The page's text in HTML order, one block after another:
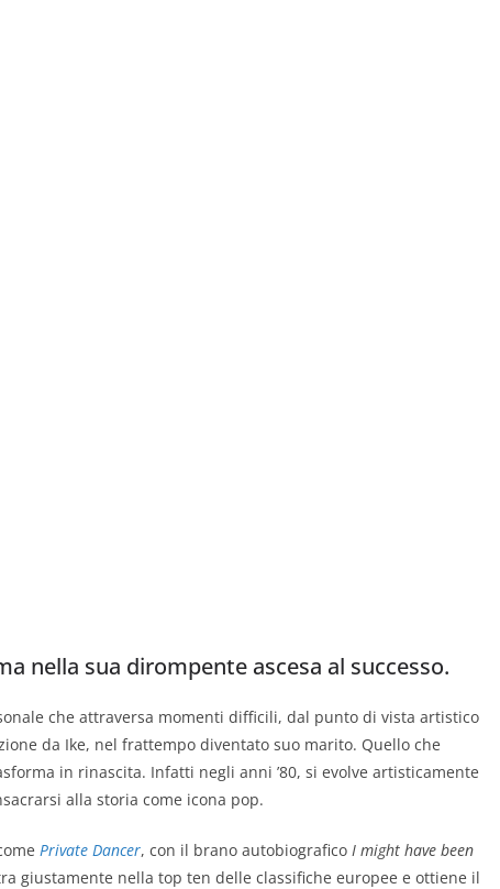
nella sua dirompente ascesa al successo.
che attraversa momenti difficili, dal punto di vista artistico
da Ike, nel frattempo diventato suo marito. Quello che
in rinascita. Infatti negli anni ’80, si evolve artisticamente
alla storia come icona pop.
Private Dancer, con il brano autobiografico I might have been
giustamente nella top ten delle classifiche europee e ottiene il